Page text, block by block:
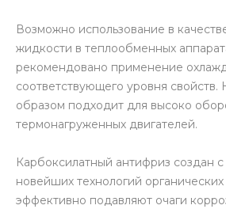
Возможно использование в
жидкости в теплообменных
рекомендовано применение
соответствующего уровня
образом подходит для высоко
термонагруженных двигателей.
Карбоксилатный антифриз создан
новейших технологий
эффективно подавляют очаги